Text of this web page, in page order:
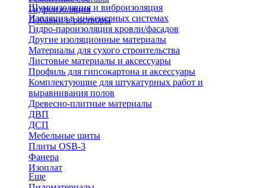
Гидроизоляция
Добавки в растворы
Шумоизоляция и виброизоляция
Изоляция в инженерных системах
Гидро-пароизоляция кровли/фасадов
Другие изоляционные материалы
Материалы для сухого строительства
Листовые материалы и аксессуары
Профиль для гипсокартона и аксессуары
Комплектующие для штукатурных работ и
выравнивания полов
Древесно-плитные материалы
ДВП
ДСП
Мебельные щиты
Плиты OSB-3
Фанера
Изоплат
Еще